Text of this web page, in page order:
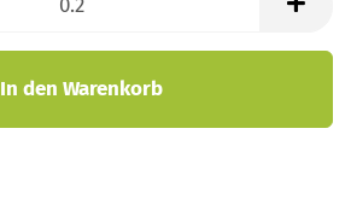
In den Warenkorb